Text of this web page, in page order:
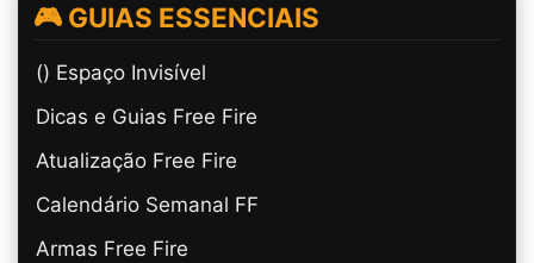
🎮 GUIAS ESSENCIAIS
(ㅤ) Espaço Invisível
Dicas e Guias Free Fire
Atualização Free Fire
Calendário Semanal FF
Armas Free Fire